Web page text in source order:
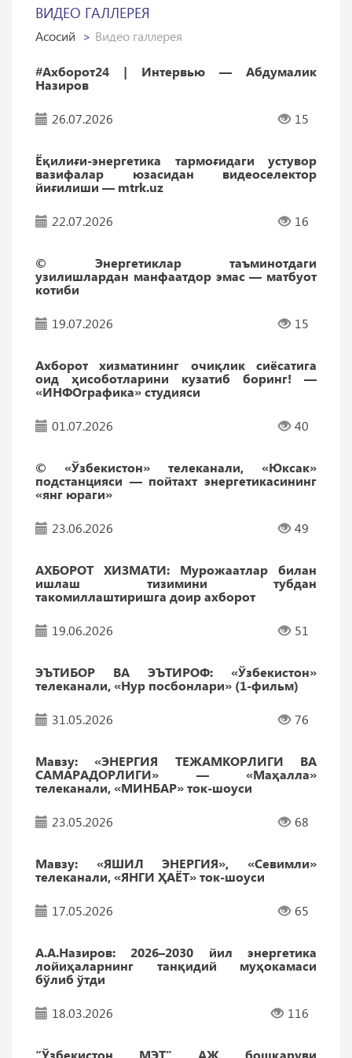
ВИДЕО ГАЛЛЕРЕЯ
Асосий Видео галлерея
#Ахборот24 | Интервью — Абдумалик
Назиров
26.07.2026 15
Ёқилиғи-энергетика тармоғидаги устувор
вазифалар юзасидан видеоселектор
йиғилиши — mtrk.uz
22.07.2026 16
© Энергетиклар таъминотдаги
узилишлардан манфаатдор эмас — матбуот
котиби
19.07.2026 15
Ахборот хизматининг очиқлик сиёсатига
оид ҳисоботларини кузатиб боринг! —
«ИНФОграфика» студияси
01.07.2026 40
© «Ўзбекистон» телеканали, «Юксак»
подстанцияси — пойтахт энергетикасининг
«янг юраги»
23.06.2026 49
АХБОРОТ ХИЗМАТИ: Мурожаатлар билан
ишлаш тизимини тубдан
такомиллаштиришга доир ахборот
19.06.2026 51
ЭЪТИБОР ВА ЭЪТИРОФ: «Ўзбекистон»
телеканали, «Нур посбонлари» (1-фильм)
31.05.2026 76
Мавзу: «ЭНEРГИЯ ТEЖАМКОРЛИГИ ВА
САМАРАДОРЛИГИ» — «Маҳалла»
телеканали, «МИНБАР» ток-шоуси
23.05.2026 68
Мавзу: «ЯШИЛ ЭНEРГИЯ», «Севимли»
телеканали, «ЯНГИ ҲАЁТ» ток-шоуси
17.05.2026 65
А.А.Назиров: 2026–2030 йил энергетика
лойиҳаларнинг танқидий муҳокамаси
бўлиб ўтди
18.03.2026 116
“Ўзбекистон МЭТ” АЖ бошқаруви